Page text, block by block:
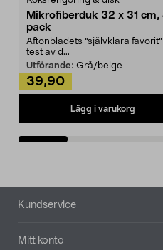
Mikrofiberduk 32 x 31 cm,
pack
Aftonbladets "självklara favorit”
test av d...
Utförande: Grå/beige
39,90
Lägg i varukorg
Sidfot
Kundservice
Mitt konto